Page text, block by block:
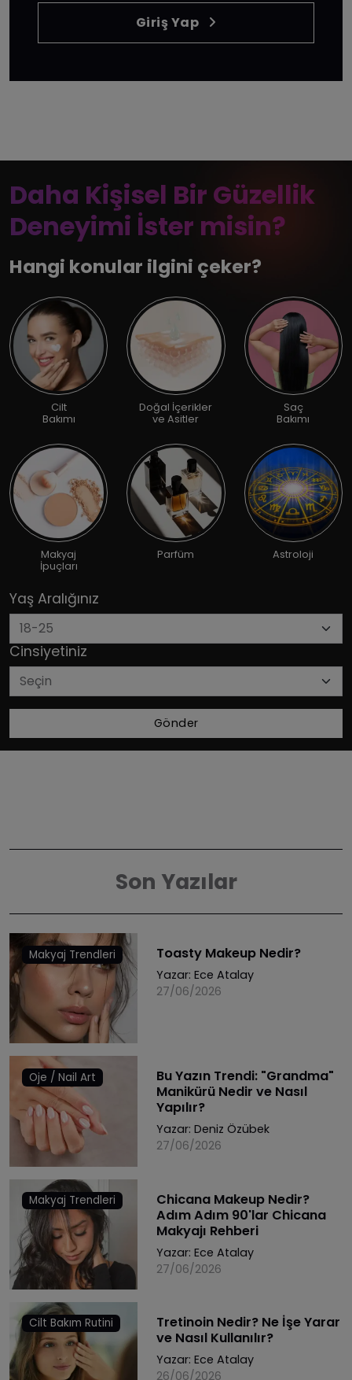
Giriş Yap
Daha Kişisel Bir Güzellik
Deneyimi İster misin?
Hangi konular ilgini çeker?
Cilt
Bakımı
Doğal İçerikler
ve Asitler
Saç
Bakımı
Makyaj
İpuçları
Parfüm Astroloji
Yaş Aralığınız
Cinsiyetiniz
Gönder
Son Yazılar
Makyaj Trendleri Toasty Makeup Nedir?
Yazar: Ece Atalay
27/06/2026
Oje / Nail Art
Bu Yazın Trendi: "Grandma"
Manikürü Nedir ve Nasıl
Yapılır?
Yazar: Deniz Özübek
27/06/2026
Makyaj Trendleri
Chicana Makeup Nedir?
Adım Adım 90'lar Chicana
Makyajı Rehberi
Yazar: Ece Atalay
27/06/2026
Cilt Bakım Rutini
Tretinoin Nedir? Ne İşe Yarar
ve Nasıl Kullanılır?
Yazar: Ece Atalay
26/06/2026